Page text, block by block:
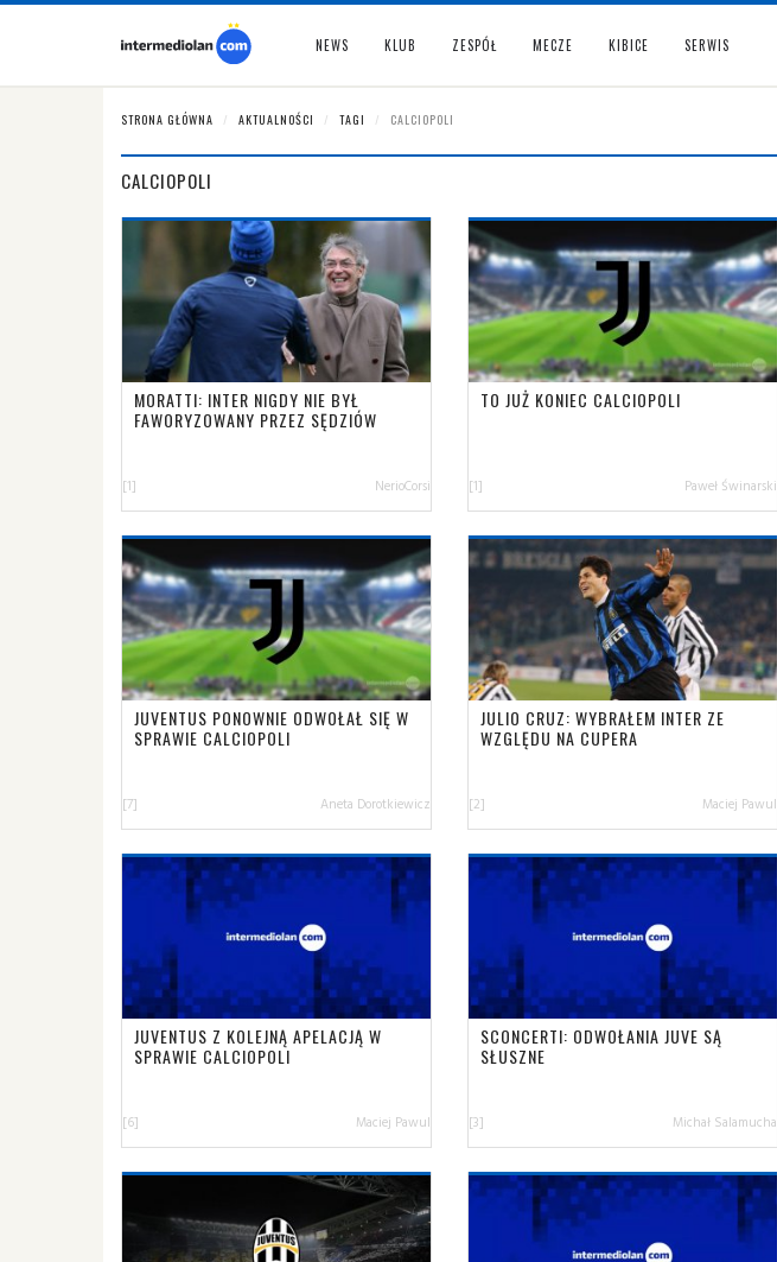
NEWS KLUB ZESPÓŁ MECZE KIBICE SERWIS
STRONA GŁÓWNA AKTUALNOŚCI TAGI CALCIOPOLI
CALCIOPOLI
MORATTI: INTER NIGDY NIE BYŁ
FAWORYZOWANY PRZEZ SĘDZIÓW
[1] NerioCorsi
TO JUŻ KONIEC CALCIOPOLI
[1] Paweł Świnarski
JUVENTUS PONOWNIE ODWOŁAŁ SIĘ W
SPRAWIE CALCIOPOLI
[7] Aneta Dorotkiewicz
JULIO CRUZ: WYBRAŁEM INTER ZE
WZGLĘDU NA CUPERA
[2] Maciej Pawul
JUVENTUS Z KOLEJNĄ APELACJĄ W
SPRAWIE CALCIOPOLI
[6] Maciej Pawul
SCONCERTI: ODWOŁANIA JUVE SĄ
SŁUSZNE
[3] Michał Salamucha